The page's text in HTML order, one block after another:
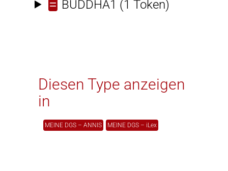
= BUDDHA1 (1 Token)
Diesen Type anzeigen
in
MEINE DGS – ANNIS MEINE DGS – iLex